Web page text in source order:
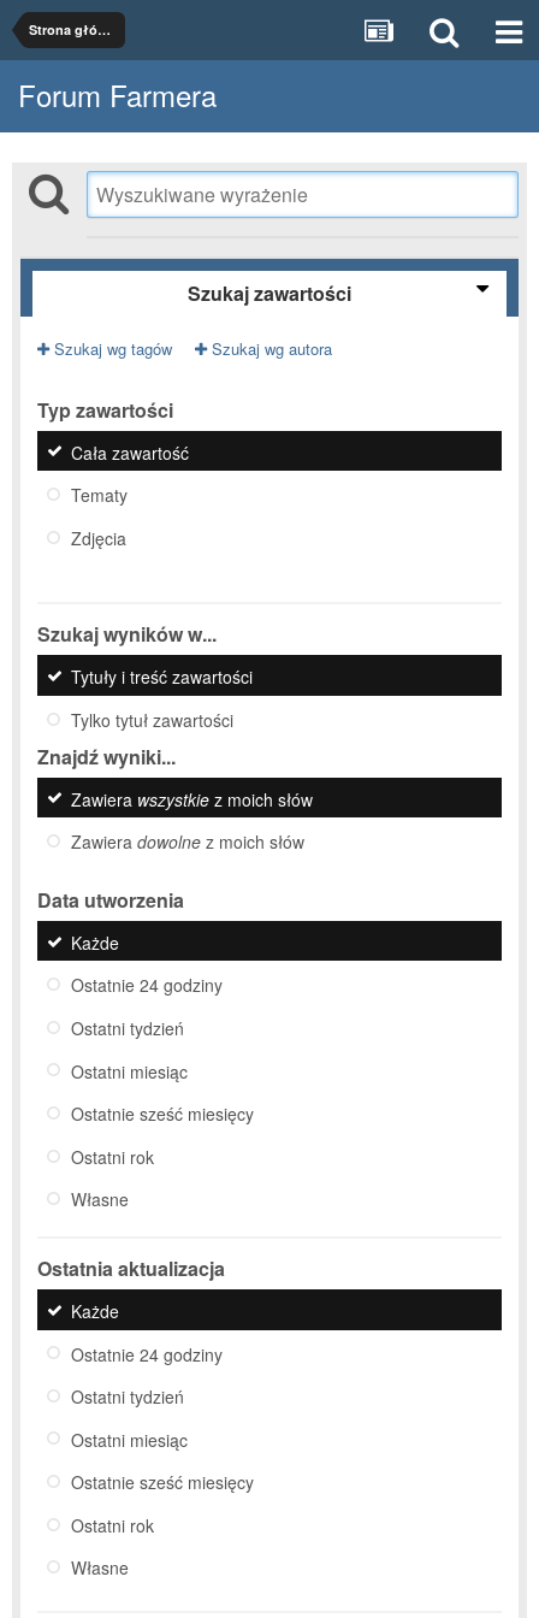
Strona główna
Forum Farmera
Szukaj zawartości
Szukaj wg tagów Szukaj wg autora
Typ zawartości
Cała zawartość
Tematy
Zdjęcia
Szukaj wyników w...
Tytuły i treść zawartości
Tylko tytuł zawartości
Znajdź wyniki...
Zawiera wszystkie z moich słów
Zawiera dowolne z moich słów
Data utworzenia
Każde
Ostatnie 24 godziny
Ostatni tydzień
Ostatni miesiąc
Ostatnie sześć miesięcy
Ostatni rok
Własne
Ostatnia aktualizacja
Każde
Ostatnie 24 godziny
Ostatni tydzień
Ostatni miesiąc
Ostatnie sześć miesięcy
Ostatni rok
Własne